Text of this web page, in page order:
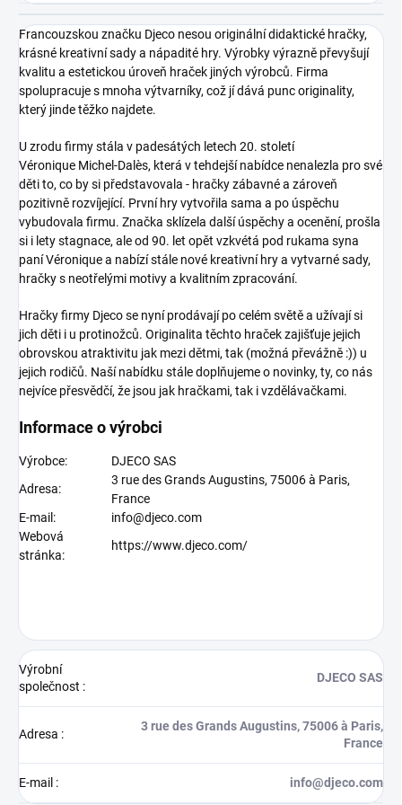
Francouzskou značku Djeco nesou originální didaktické hračky,
krásné kreativní sady a nápadité hry. Výrobky výrazně převyšují
kvalitu a estetickou úroveň hraček jiných výrobců. Firma
spolupracuje s mnoha výtvarníky, což jí dává punc originality,
který jinde těžko najdete.
U zrodu firmy stála v padesátých letech 20. století
Véronique Michel-Dalès, která v tehdejší nabídce nenalezla pro své
děti to, co by si představovala - hračky zábavné a zároveň
pozitivně rozvíjející. První hry vytvořila sama a po úspěchu
vybudovala firmu. Značka sklízela další úspěchy a ocenění, prošla
si i lety stagnace, ale od 90. let opět vzkvétá pod rukama syna
paní Véronique a nabízí stále nové kreativní hry a vytvarné sady,
hračky s neotřelými motivy a kvalitním zpracování.
Hračky firmy Djecose nyní prodávají po celém světě a užívají si
jich děti i u protinožců. Originalita těchto hraček zajišťuje jejich
obrovskou atraktivitu jak mezi dětmi, tak (možná převážně :)) u
jejich rodičů. Naší nabídku stále doplňujeme o novinky, ty, co nás
nejvíce přesvědčí, že jsou jak hračkami, tak i vzdělávačkami.
Informace o výrobci
Výrobce:
DJECO SAS
Adresa:
3 rue des Grands Augustins, 75006 à Paris,
France
E-mail:
info@djeco.com
Webová
stránka:
https://www.djeco.com/
Výrobní
společnost :
DJECO SAS
Adresa :
3 rue des Grands Augustins, 75006 à Paris,
France
E-mail : info@djeco.com